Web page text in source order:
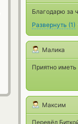
Благодарю за
Развернуть (1)
Малика
Приятно
Максим
Перевёл